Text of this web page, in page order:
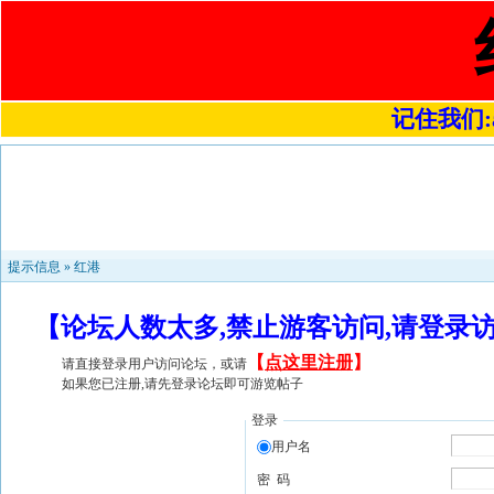
记住我们
提示信息 » 红港
【论坛人数太多,禁止游客访问,请登
请直接登录用户访问论坛，或请 【 点这里注册】
如果您已注册,请先登录论坛即可游览帖子
登录
用户名
密 码